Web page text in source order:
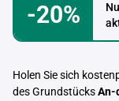
-20%
Holen Sie sich
des GrundstücksAn-